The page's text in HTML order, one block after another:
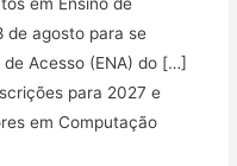
de agosto para se
Acesso (ENA) do […]
para 2027 e
em Computação